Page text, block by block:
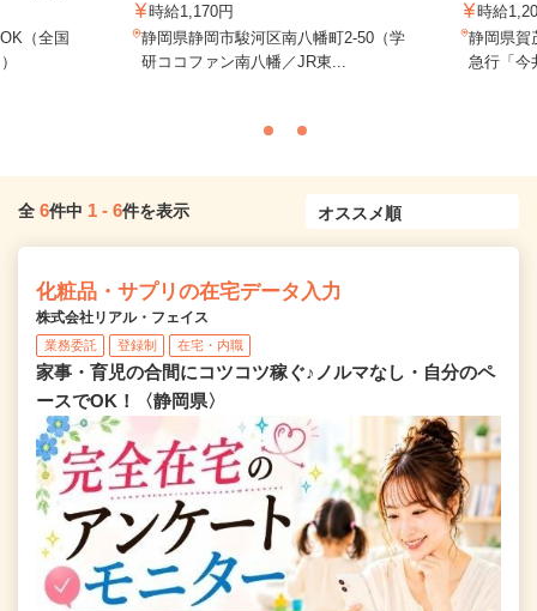
（全国
時給1,170円
静岡県静岡市駿河区南八幡町2-50（学
研ココファン南八幡／JR東...
時給
静岡県賀
急行「今
全 6件中 1 - 6件を表示
化粧品・サプリの在宅データ入力
株式会社リアル・フェイス
業務委託 登録制 在宅・内職
家事・育児の合間にコツコツ稼ぐ♪ノルマなし・自分のペ
ースでOK！〈静岡県〉